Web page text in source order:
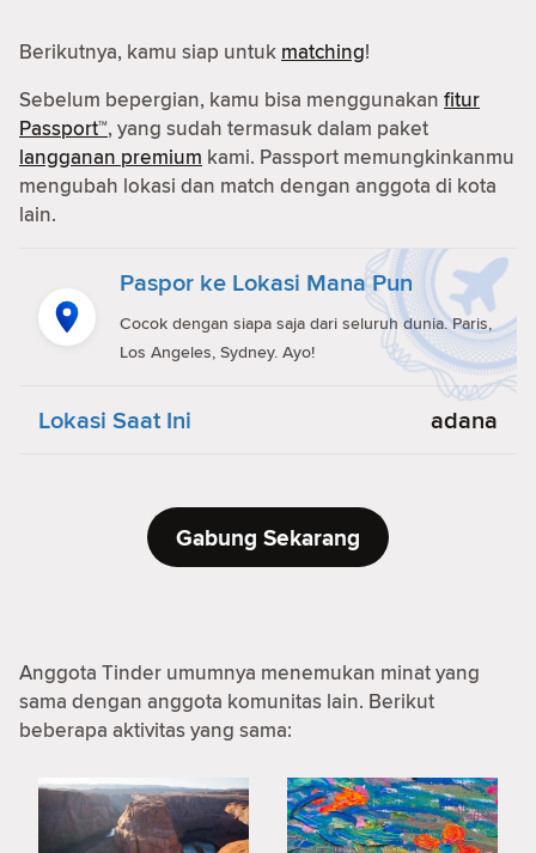
Berikutnya, kamu siap untuk matching!
Sebelum bepergian, kamu bisa menggunakan fitur
Passport™, yang sudah termasuk dalam paket
langganan premium kami. Passport memungkinkanmu
mengubah lokasi dan match dengan anggota di kota
lain.
Paspor ke Lokasi Mana Pun
Cocok dengan siapa saja dari seluruh dunia. Paris,
Los Angeles, Sydney. Ayo!
Lokasi Saat Ini adana
Gabung Sekarang
Anggota Tinder umumnya menemukan minat yang
sama dengan anggota komunitas lain. Berikut
beberapa aktivitas yang sama: